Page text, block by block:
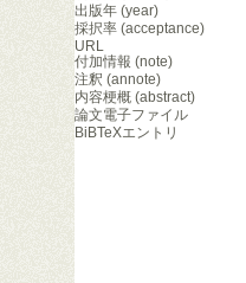
出版年 (year)
採択率 (acceptance)
URL
付加情報 (note)
注釈 (annote)
内容梗概 (abstract)
論文電子ファイル
BiBTeXエントリ